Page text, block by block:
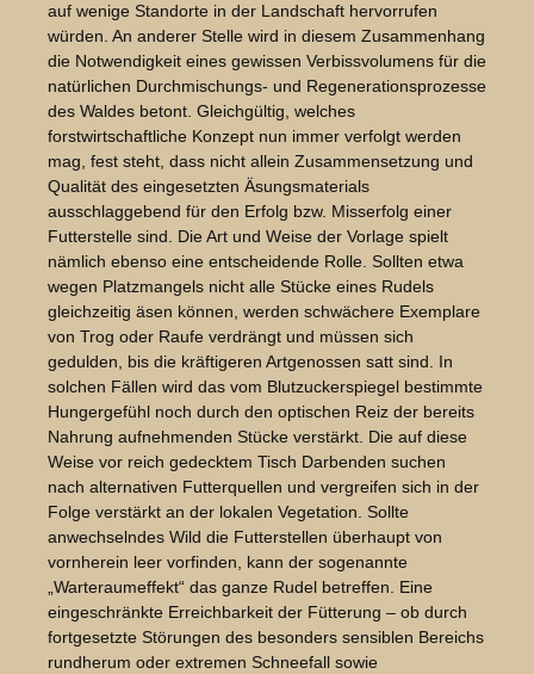
auf wenige Standorte in der Landschaft hervorrufen
würden. An anderer Stelle wird in diesem Zusammenhang
die Notwendigkeit eines gewissen Verbissvolumens für die
natürlichen Durchmischungs- und Regenerationsprozesse
des Waldes betont. Gleichgültig, welches
forstwirtschaftliche Konzept nun immer verfolgt werden
mag, fest steht, dass nicht allein Zusammensetzung und
Qualität des eingesetzten Äsungsmaterials
ausschlaggebend für den Erfolg bzw. Misserfolg einer
Futterstelle sind. Die Art und Weise der Vorlage spielt
nämlich ebenso eine entscheidende Rolle. Sollten etwa
wegen Platzmangels nicht alle Stücke eines Rudels
gleichzeitig äsen können, werden schwächere Exemplare
von Trog oder Raufe verdrängt und müssen sich
gedulden, bis die kräftigeren Artgenossen satt sind. In
solchen Fällen wird das vom Blutzuckerspiegel bestimmte
Hungergefühl noch durch den optischen Reiz der bereits
Nahrung aufnehmenden Stücke verstärkt. Die auf diese
Weise vor reich gedecktem Tisch Darbenden suchen
nach alternativen Futterquellen und vergreifen sich in der
Folge verstärkt an der lokalen Vegetation. Sollte
anwechselndes Wild die Futterstellen überhaupt von
vornherein leer vorfinden, kann der sogenannte
„Warteraumeffekt“ das ganze Rudel betreffen. Eine
eingeschränkte Erreichbarkeit der Fütterung – ob durch
fortgesetzte Störungen des besonders sensiblen Bereichs
rundherum oder extremen Schneefall sowie